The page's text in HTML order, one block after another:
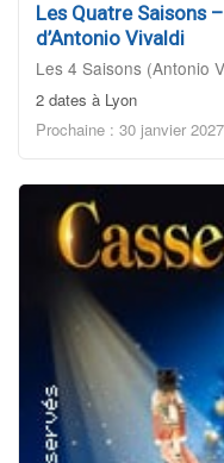
Les Quatre Saisons
d’Antonio Vivaldi
Les 4 Saisons (Antonio
2 dates à Lyon
Prochaine : 30 janvier